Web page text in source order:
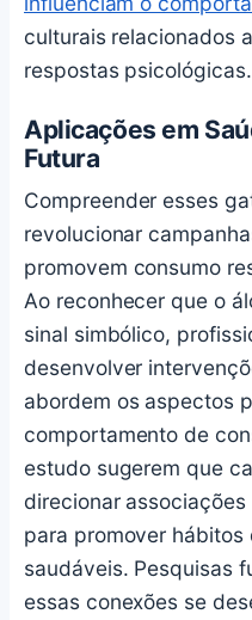
culturais relacionados
respostas psicológicas.
Aplicações em
Futura
Compreender esses
revolucionar
promovem consumo
Ao reconhecer que o
sinal simbólico,
desenvolver
abordem os aspectos
comportamento de
estudo sugerem que
direcionar
para promover hábitos
saudáveis. Pesquisas
essas conexões se